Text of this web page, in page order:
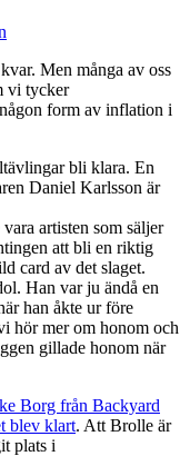
Men många av oss
vi tycker
form av inflation i
bli klara. En
Daniel Karlsson är
artisten som säljer
att bli en riktig
card av det slaget.
Han var ju ändå en
han åkte ur före
hör mer om honom och
gillade honom när
Borg från Backyard
blev klart. Att Brolle är
plats i